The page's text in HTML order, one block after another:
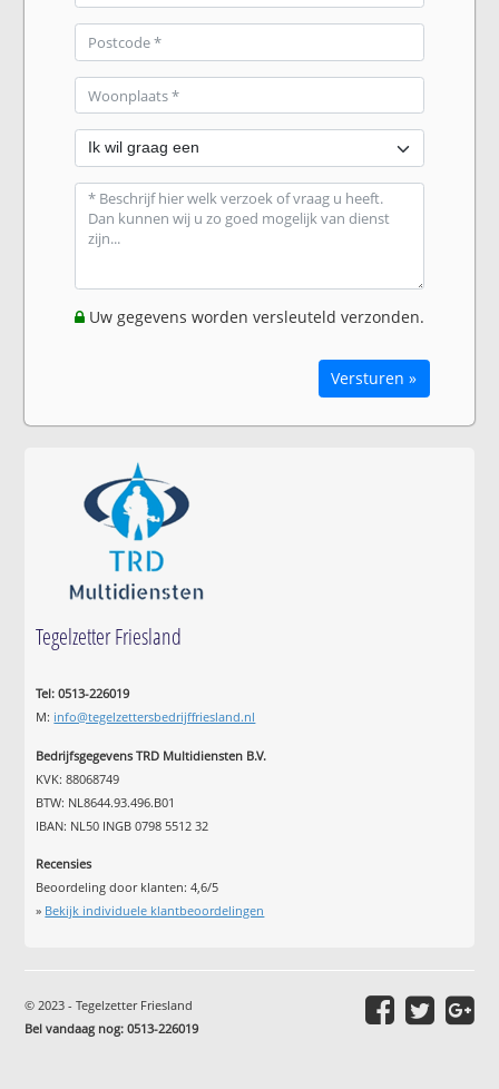
Uw gegevens worden versleuteld verzonden.
Versturen »
Tegelzetter Friesland
Tel: 0513-226019
M: info@tegelzettersbedrijffriesland.nl
Bedrijfsgegevens TRD Multidiensten B.V.
KVK: 88068749
BTW: NL8644.93.496.B01
IBAN: NL50 INGB 0798 5512 32
Recensies
Beoordeling door klanten:4,6/5
» Bekijk individuele klantbeoordelingen
© 2023 - Tegelzetter Friesland
Bel vandaag nog: 0513-226019